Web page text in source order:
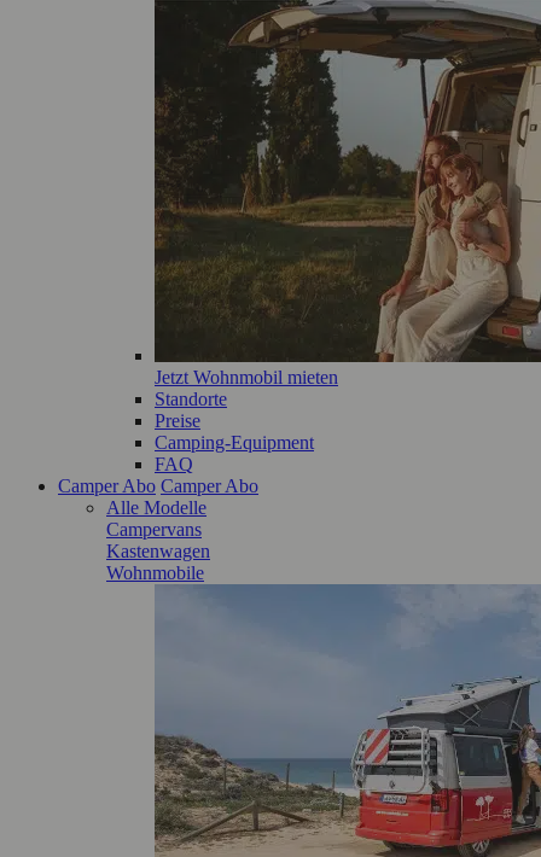
Jetzt Wohnmobil mieten
Standorte
Preise
Camping-Equipment
FAQ
Camper Abo Camper Abo
Alle Modelle
Campervans
Kastenwagen
Wohnmobile